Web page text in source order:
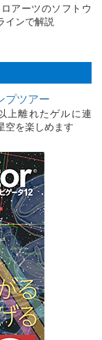
アーツのソフトウ
インで解説
プツアー
上離れたゲルに連
空を楽しめます